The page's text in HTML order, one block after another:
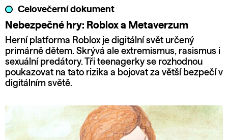
Celovečerní dokument
Nebezpečné hry: Roblox a Metaverzum
Herní platforma Roblox je digitální svět určený
primárně dětem. Skrývá ale extremismus, rasismus i
sexuální predátory. Tři teenagerky se rozhodnou
poukazovat na tato rizika a bojovat za větší bezpečí v
digitálním světě.